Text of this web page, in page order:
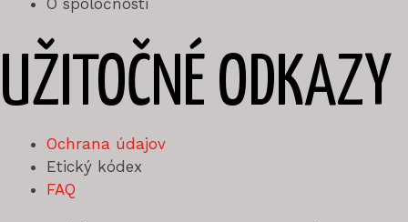
UŽITOČNÉ ODKAZY
Ochrana údajov
Etický kódex
FAQ